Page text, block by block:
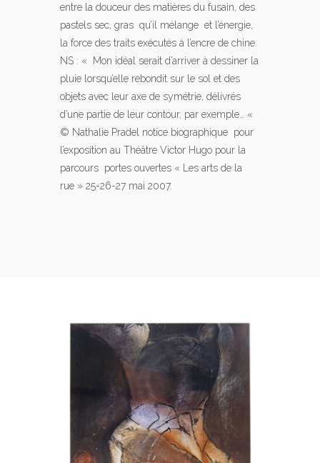
entre la douceur des matières du fusain, des
pastels sec, gras qu’il mélange et l’énergie,
la force des traits exécutés à l’encre de chine.
NS : « Mon idéal serait d’arriver à dessiner la
pluie lorsqu’elle rebondit sur le sol et des
objets avec leur axe de symétrie, délivrés
d’une partie de leur contour, par exemple… «
© Nathalie Pradel notice biographique pour
l’exposition au Théâtre Victor Hugo pour la
parcours portes ouvertes « Les arts de la
rue » 25-26-27 mai 2007.